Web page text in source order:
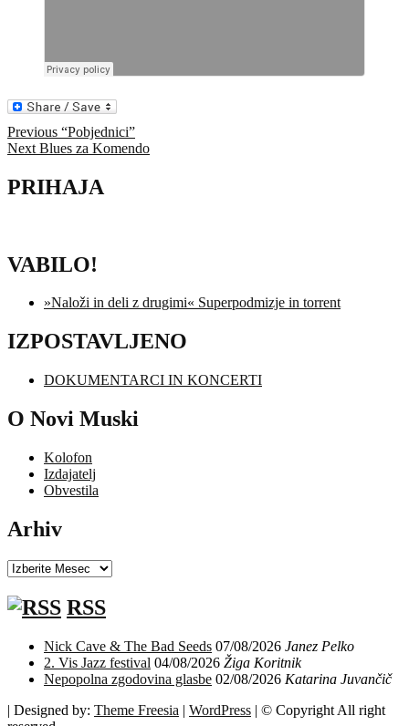
Navigacija
prispevka
Previous Previous
post:
“Pobjednici”
Next Next
Blues za Komendo
PRIHAJA
VABILO!
»Naloži in deli z drugimi« Superpodmizje in torrent
IZPOSTAVLJENO
DOKUMENTARCI IN KONCERTI
O Novi Muski
Kolofon
Izdajatelj
Obvestila
Arhiv
Arhiv
RSS
Nick Cave & The Bad Seeds 07/08/2026 Janez Pelko
2. Vis Jazz festival 04/08/2026 Žiga Koritnik
Nepopolna zgodovina glasbe 02/08/2026 Katarina Juvančič
| Designed by: Theme Freesia | WordPress | © Copyright All right